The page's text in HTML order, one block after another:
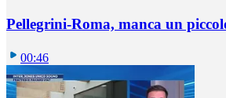
Pellegrini-Roma, manca un
00:46